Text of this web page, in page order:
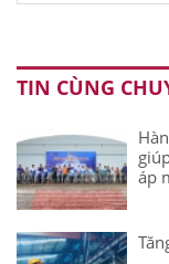
TIN CÙNG
áp